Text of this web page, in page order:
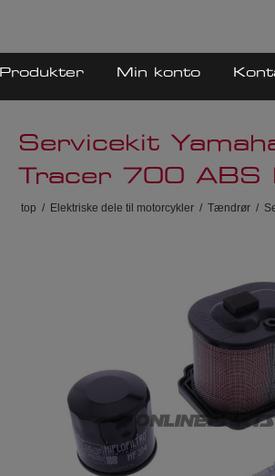
Produkter Min konto
Servicekit
Tracer 700 ABS
top / Elektriske dele til motorcykler / Tændrør /